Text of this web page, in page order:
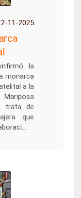
11-2025
la
monarca
a la
trata de
que